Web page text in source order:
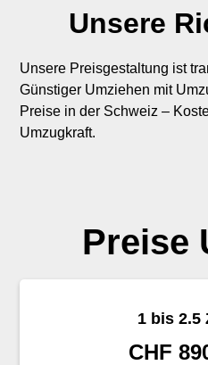
Unsere
Unsere Preisgestaltung ist
Günstiger Umziehen mit
Preise in der Schweiz –
Umzugkraft.
Preise
1 bis 2.5
CHF